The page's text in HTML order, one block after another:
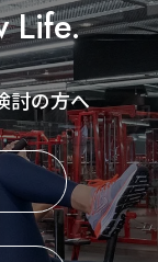
Life.
討の方へ